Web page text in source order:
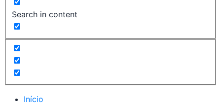
Search in content
Início